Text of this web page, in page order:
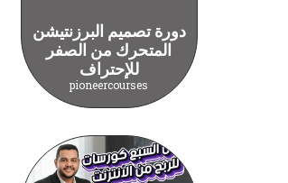
دورة تصميم البرزنتيشن
المتحرك من الصفر
للإحتراف
pioneercourses